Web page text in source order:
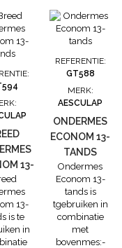
13-
13-
is te
in
REFERENTIE:
GT588
MERK:
AESCULAP
ONDERMES
ECONOM 13-
TANDS
Ondermes
Econom 13-
tands is
tgebruiken in
combinatie
met
bovenmes:-